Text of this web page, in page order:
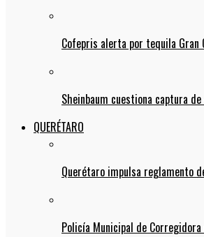
Cofepris alerta por tequila Gran
Sheinbaum cuestiona captura
QUERÉTARO
Querétaro impulsa reglamento
Policía Municipal de